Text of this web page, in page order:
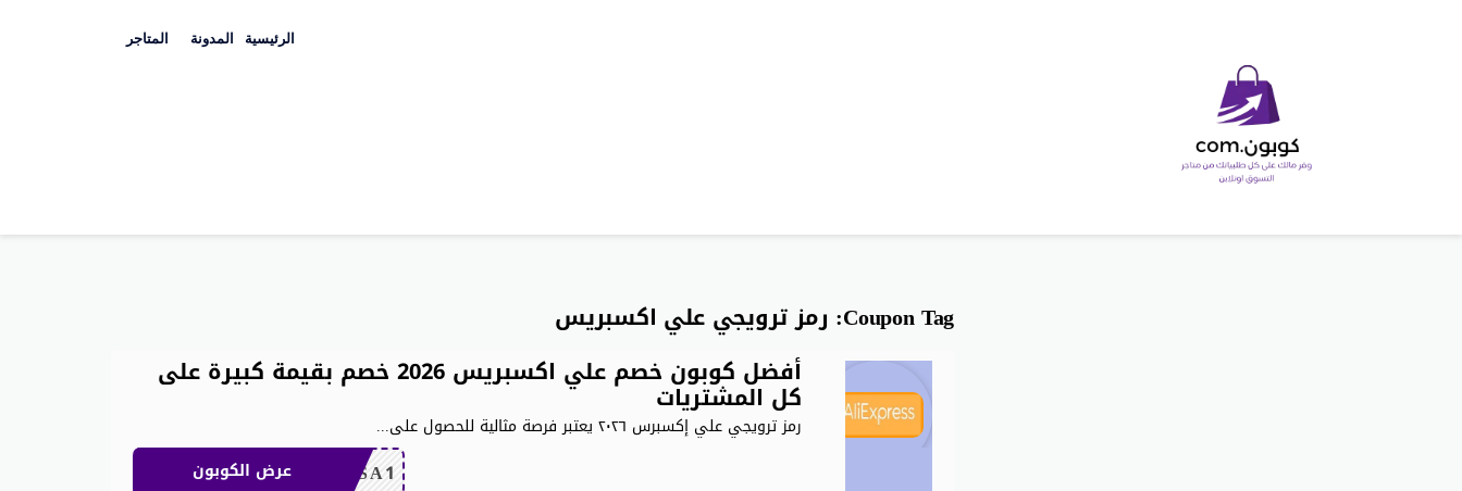
الرئيسية المدونة المتاجر
Coupon Tag: رمز ترويجي علي اكسبريس
أفضل كوبون خصم علي اكسبريس 2026 خصم بقيمة كبيرة على
كل المشتريات
رمز ترويجي علي إكسبرس ٢٠٢٦ يعتبر فرصة مثالية للحصول على ...
CDKSA1 عرض الكوبون